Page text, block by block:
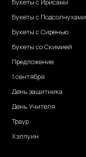
Букеты с Ирисами
Букеты с Подсолнухами
Букеты с Сиренью
Букеты со Скимией
Предложение
1 сентября
День защитника
День Учителя
Траур
Хэллуин